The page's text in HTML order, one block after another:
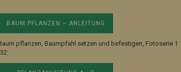
BAUM PFLANZEN – ANLEITUNG
pflanzen, Baumpfahl setzen und befestigen, Fotoserie 1